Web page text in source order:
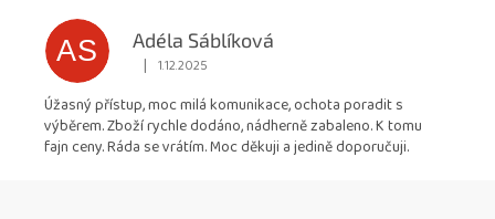
AS
Adéla Sáblíková
Hodnocení obchodu je 5 z 5 hvězdiček.
| 1.12.2025
Úžasný přístup, moc milá komunikace, ochota poradit s
výběrem. Zboží rychle dodáno, nádherně zabaleno. K tomu
fajn ceny. Ráda se vrátím. Moc děkuji a jedině doporučuji.